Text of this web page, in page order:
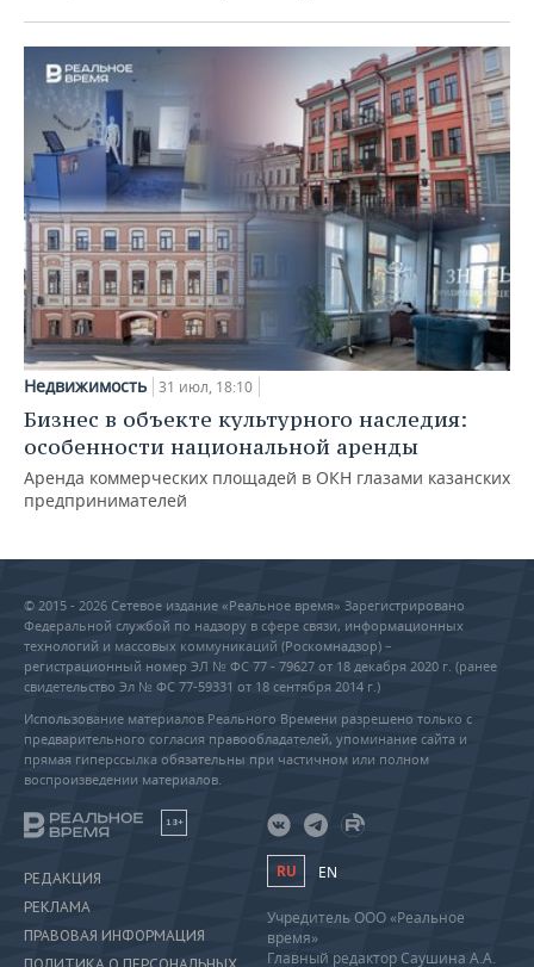
Недвижимость 31 июл, 18:10
Бизнес в объекте культурного наследия:
особенности национальной аренды
Аренда коммерческих площадей в ОКН глазами казанских
предпринимателей
© 2015 - 2026 Сетевое издание «Реальное время» Зарегистрировано
Федеральной службой по надзору в сфере связи, информационных
технологий и массовых коммуникаций (Роскомнадзор) –
регистрационный номер ЭЛ № ФС 77 - 79627 от 18 декабря 2020 г. (ранее
свидетельство Эл № ФС 77-59331 от 18 сентября 2014 г.)
Использование материалов Реального Времени разрешено только с
предварительного согласия правообладателей, упоминание сайта и
прямая гиперссылка обязательны при частичном или полном
воспроизведении материалов.
18+
РЕДАКЦИЯ
РЕКЛАМА
ПРАВОВАЯ ИНФОРМАЦИЯ
RU EN
Учредитель ООО «Реальное
время»
Главный редактор Саушина А.А.